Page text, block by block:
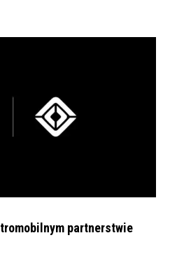
partnerstwie